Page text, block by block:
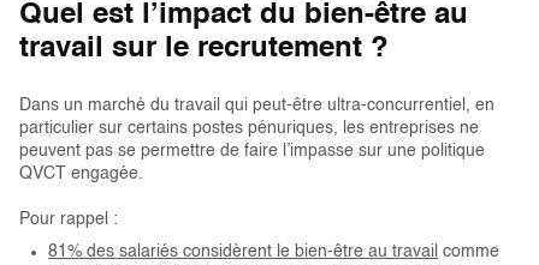
Quel est l’impact du bien-être au
travail sur le recrutement ?
Dans un marché du travail qui peut-être ultra-concurrentiel, en
particulier sur certains postes pénuriques, les entreprises ne
peuvent pas se permettre de faire l’impasse sur une politique
QVCT engagée.
Pour rappel :
81% des salariés considèrent le bien-être au travail comme